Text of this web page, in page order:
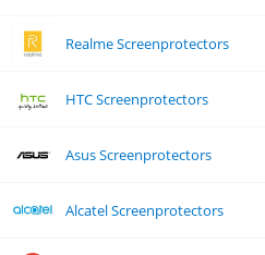
Realme Screenprotectors
HTC Screenprotectors
Asus Screenprotectors
Alcatel Screenprotectors